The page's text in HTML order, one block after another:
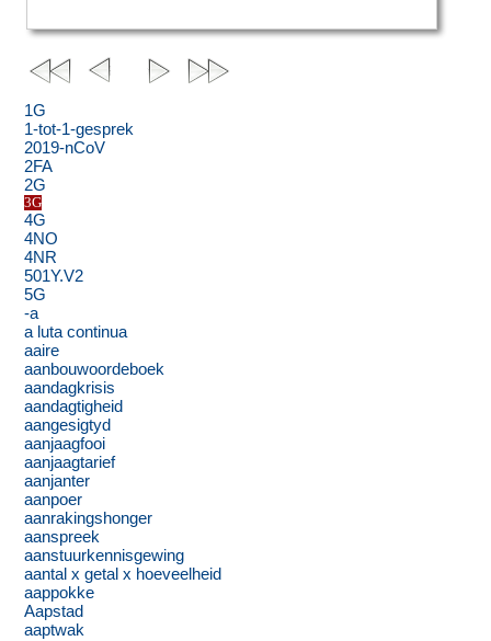
1G
1-tot-1-gesprek
2019-nCoV
2FA
2G
3G
4G
4NO
4NR
501Y.V2
5G
-a
a luta continua
aaire
aanbouwoordeboek
aandagkrisis
aandagtigheid
aangesigtyd
aanjaagfooi
aanjaagtarief
aanjanter
aanpoer
aanrakingshonger
aanspreek
aanstuurkennisgewing
aantal x getal x hoeveelheid
aappokke
Aapstad
aaptwak